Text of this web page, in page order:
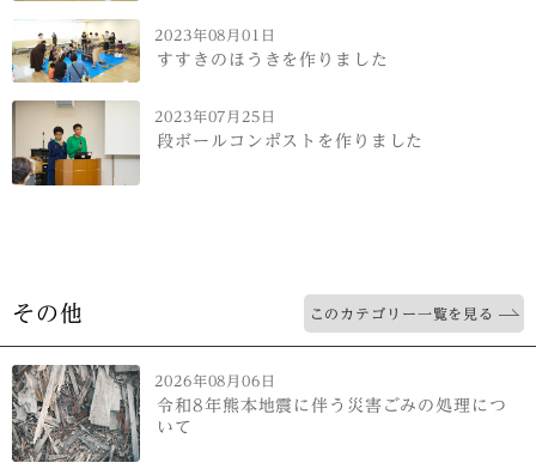
2023年08月01日
すすきのほうきを作りました
2023年07月25日
段ボールコンポストを作りました
その他 このカテゴリー一覧を見る
2026年08月06日
令和8年熊本地震に伴う災害ごみの処理につ
いて